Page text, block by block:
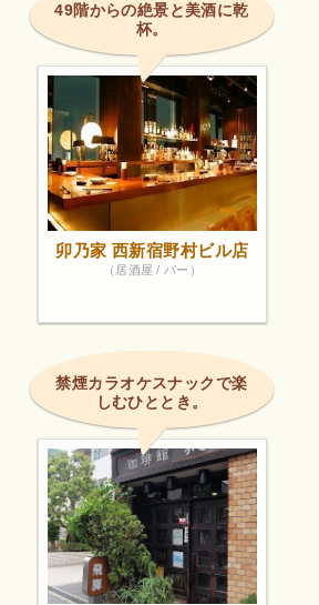
49階からの絶景と美酒に乾
杯。
卯乃家 西新宿野村ビル店
（居酒屋 / バー）
禁煙カラオケスナックで楽
しむひととき。